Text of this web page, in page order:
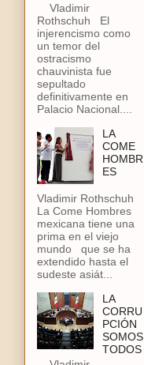
Vladimir
Rothschuh El
injerencismo como
un temor del
ostracismo
chauvinista fue
sepultado
definitivamente en
Palacio Nacional....
LA
COME
HOMBR
ES
Vladimir Rothschuh
La Come Hombres
mexicana tiene una
prima en el viejo
mundo que se ha
extendido hasta el
sudeste asiát...
LA
CORRU
PCIÓN
SOMOS
TODOS